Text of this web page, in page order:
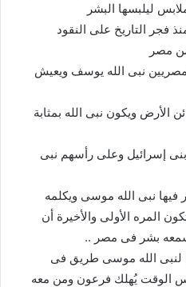
ليلبسها البشر
التاريخ على النقود
مصر
نبى الله يوسف ويعيش
ويكون نبى الله بمثابة
إسرائيل وعلى رأسهم نبى
فيها نبى الله موسى ويكلمه
المره الأولى والأخيرة أن
بشر فى مصر ..
لنبى الله موسى طريق فى
الوقت يُهلك فرعون ومن معه